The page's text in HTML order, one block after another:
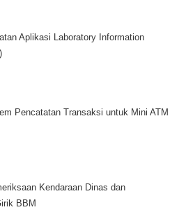
Aplikasi Laboratory Information
Pencatatan Transaksi untuk Mini ATM
Kendaraan Dinas dan
BBM